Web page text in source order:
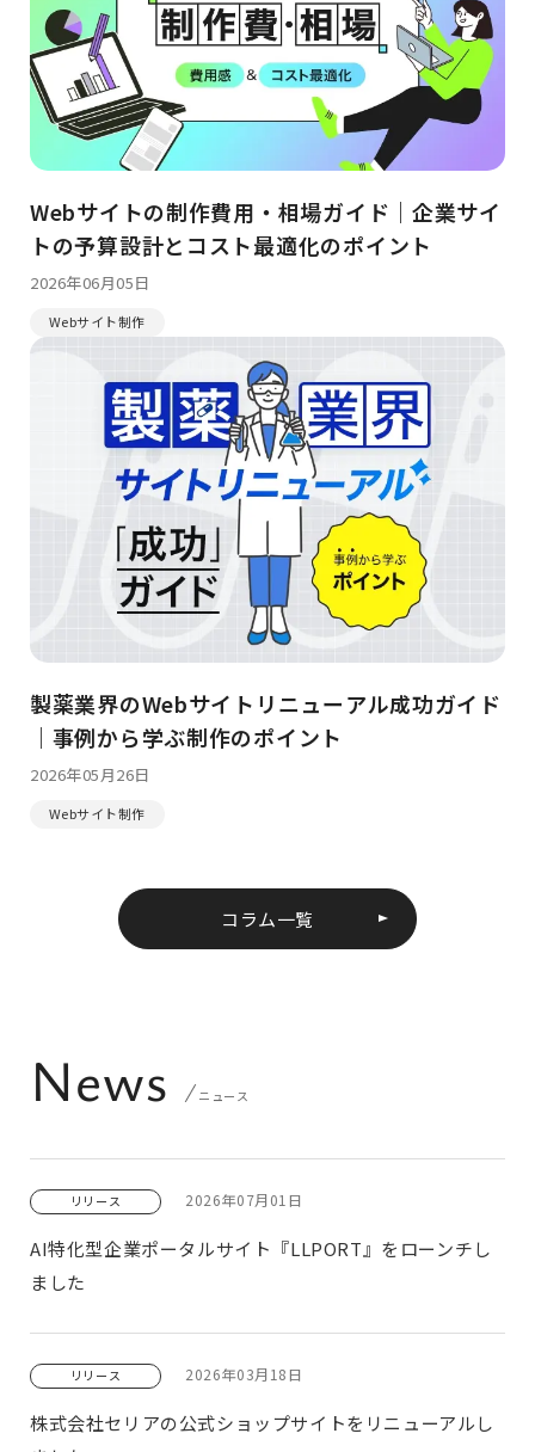
Webサイトの制作費用・相場ガイド｜企業サイ
トの予算設計とコスト最適化のポイント
2026年06月05日
Webサイト制作
製薬業界のWebサイトリニューアル成功ガイド
｜事例から学ぶ制作のポイント
2026年05月26日
Webサイト制作
コラム一覧
News ニュース
リリース 2026年07月01日
AI特化型企業ポータルサイト『LLPORT』をローンチし
ました
リリース 2026年03月18日
株式会社セリアの公式ショップサイトをリニューアルし